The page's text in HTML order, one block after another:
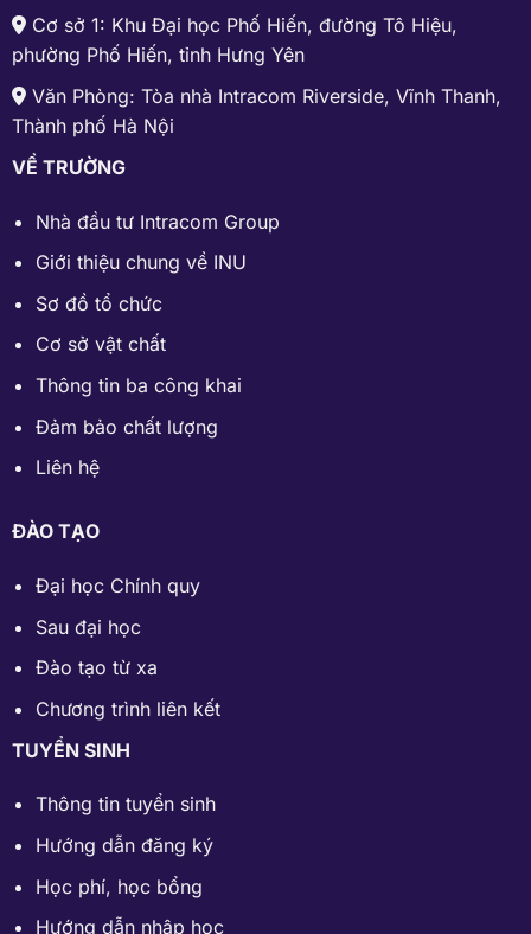
Cơ sở 1: Khu Đại học Phố Hiến, đường Tô Hiệu,
phường Phố Hiến, tỉnh Hưng Yên
Văn Phòng: Tòa nhà Intracom Riverside, Vĩnh Thanh,
Thành phố Hà Nội
VỀ TRƯỜNG
Nhà đầu tư Intracom Group
Giới thiệu chung về INU
Sơ đồ tổ chức
Cơ sở vật chất
Thông tin ba công khai
Đảm bảo chất lượng
Liên hệ
ĐÀO TẠO
Đại học Chính quy
Sau đại học
Đào tạo từ xa
Chương trình liên kết
TUYỂN SINH
Thông tin tuyển sinh
Hướng dẫn đăng ký
Học phí, học bổng
Hướng dẫn nhập học